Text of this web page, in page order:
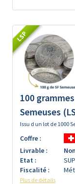
LSP
100
Semeuses
Issu d un lot de 1000
Coffre :
Livrable :
Non
Etat :
SUP
Fiscalité :
Plus de détails